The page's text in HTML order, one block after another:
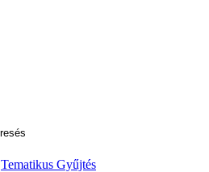
Tematikus Gyűjtés